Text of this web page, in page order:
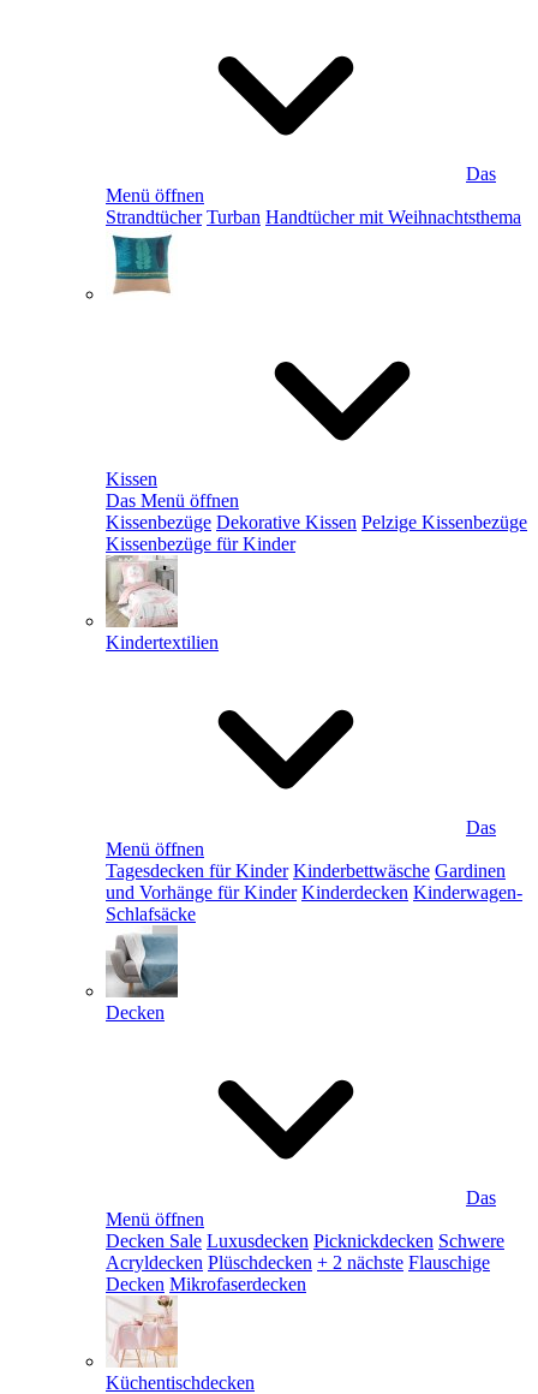
Das
Menü öffnen
Strandtücher Turban Handtücher mit Weihnachtsthema
Kissen
Das Menü öffnen
Kissenbezüge Dekorative Kissen Pelzige Kissenbezüge
Kissenbezüge für Kinder
Kindertextilien
Das
Menü öffnen
Tagesdecken für Kinder Kinderbettwäsche Gardinen
und Vorhänge für Kinder Kinderdecken Kinderwagen-
Schlafsäcke
Decken
Das
Menü öffnen
Decken Sale Luxusdecken Picknickdecken Schwere
Acryldecken Plüschdecken + 2 nächste Flauschige
Decken Mikrofaserdecken
Küchentischdecken